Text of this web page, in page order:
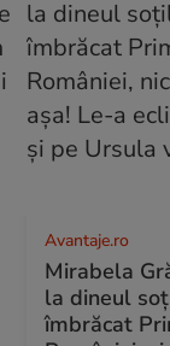
Avantaje.ro
Mirabela
la dineul
îmbrăcat